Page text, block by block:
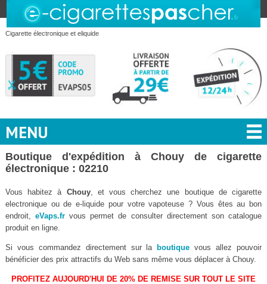
Cigarette électronique et eliquide
MENU
Boutique d'expédition à Chouy de cigarette
électronique : 02210
Vous habitez à Chouy, et vous cherchez une boutique de cigarette
electronique ou de e-liquide pour votre vapoteuse ? Vous êtes au bon
endroit,eVaps.fr vous permet de consulter directement son catalogue
produit en ligne.
Si vous commandez directement sur la boutique vous allez pouvoir
bénéficier des prix attractifs du Web sans même vous déplacer à Chouy.
PROFITEZ AUJOURD'HUI DE 20% DE REMISE SUR TOUT LE SITE